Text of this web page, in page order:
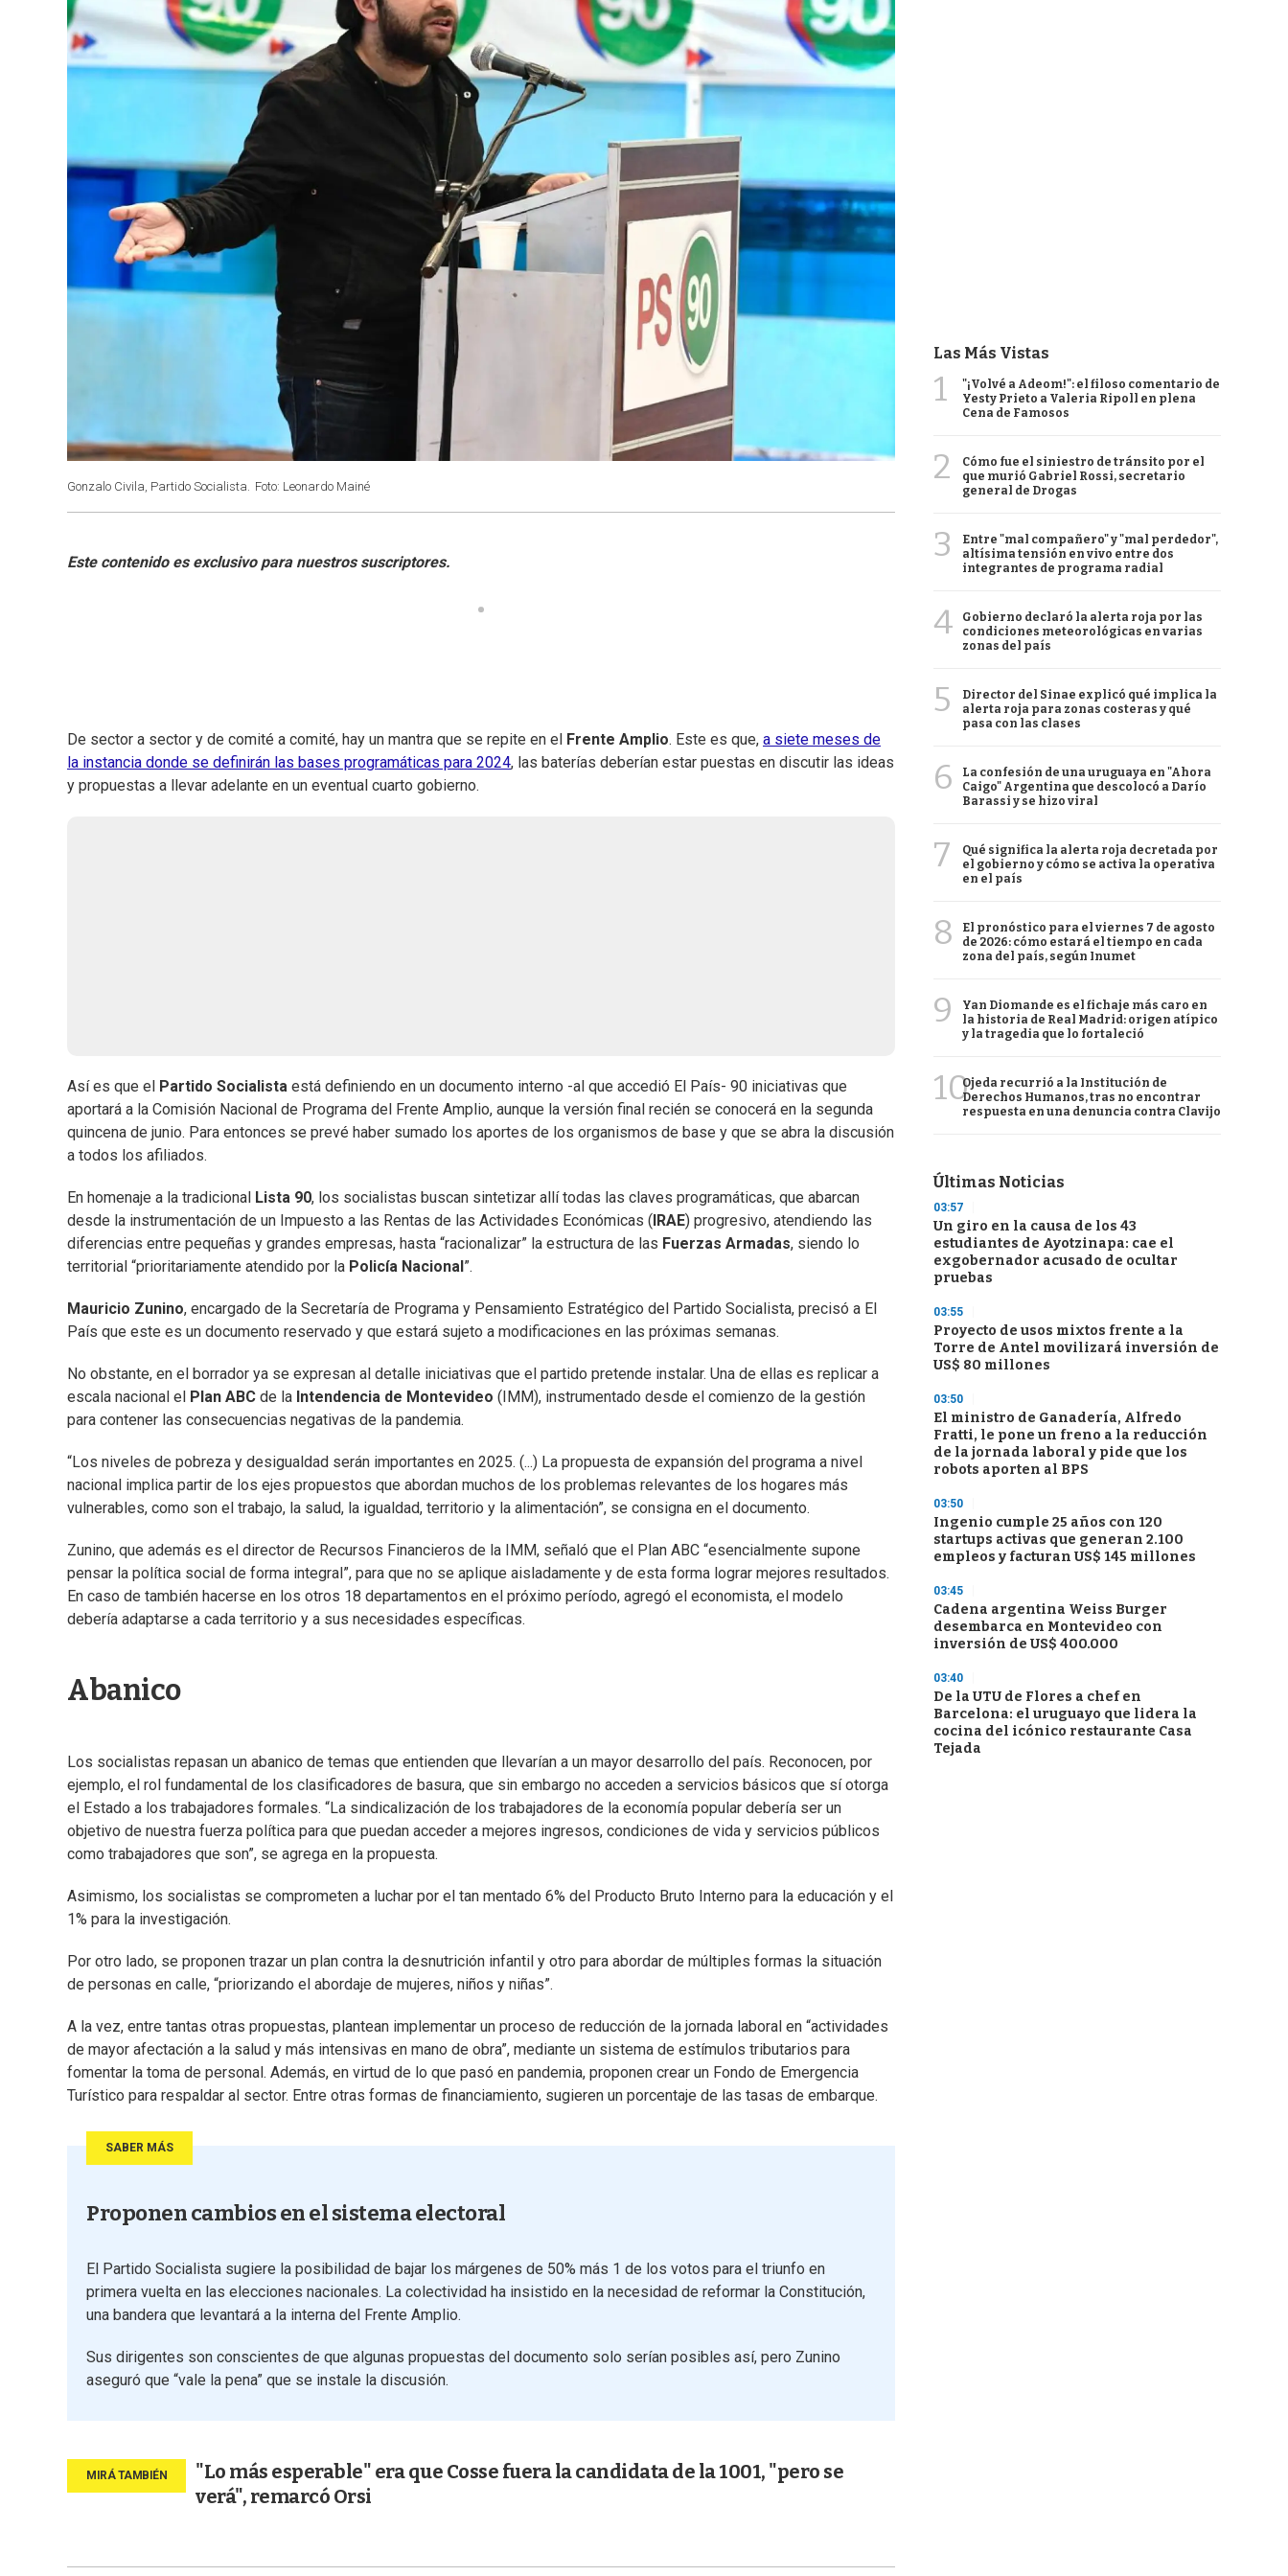
Gonzalo Civila, Partido Socialista. Foto: Leonardo Mainé
De sector a sector y de comité a comité, hay un mantra que se repite en el Frente Amplio. Este es que, a siete meses de
la instancia donde se definirán las bases programáticas para 2024, las baterías deberían estar puestas en discutir las ideas
y propuestas a llevar adelante en un eventual cuarto gobierno.
Así es que el Partido Socialista está definiendo en un documento interno -al que accedió El País- 90 iniciativas que
aportará a la Comisión Nacional de Programa del Frente Amplio, aunque la versión final recién se conocerá en la segunda
quincena de junio. Para entonces se prevé haber sumado los aportes de los organismos de base y que se abra la discusión
a todos los afiliados.
En homenaje a la tradicional Lista 90, los socialistas buscan sintetizar allí todas las claves programáticas, que abarcan
desde la instrumentación de un Impuesto a las Rentas de las Actividades Económicas ( IRAE) progresivo, atendiendo las
diferencias entre pequeñas y grandes empresas, hasta “racionalizar” la estructura de las Fuerzas Armadas, siendo lo
territorial “prioritariamente atendido por la Policía Nacional ”.
Mauricio Zunino, encargado de la Secretaría de Programa y Pensamiento Estratégico del Partido Socialista, precisó a El
País que este es un documento reservado y que estará sujeto a modificaciones en las próximas semanas.
No obstante, en el borrador ya se expresan al detalle iniciativas que el partido pretende instalar. Una de ellas es replicar a
escala nacional el
Plan ABC de la Intendencia de Montevideo (IMM), instrumentado desde el comienzo de la gestión
para contener las consecuencias negativas de la pandemia.
“Los niveles de pobreza y desigualdad serán importantes en 2025. (...) La propuesta de expansión del programa a nivel
nacional implica partir de los ejes propuestos que abordan muchos de los problemas relevantes de los hogares más
vulnerables, como son el trabajo, la salud, la igualdad, territorio y la alimentación”, se consigna en el documento.
Zunino, que además es el director de Recursos Financieros de la IMM, señaló que el Plan ABC “esencialmente supone
pensar la política social de forma integral”, para que no se aplique aisladamente y de esta forma lograr mejores resultados.
En caso de también hacerse en los otros 18 departamentos en el próximo período, agregó el economista, el modelo
debería adaptarse a cada territorio y a sus necesidades específicas.
Abanico
Los socialistas repasan un abanico de temas que entienden que llevarían a un mayor desarrollo del país. Reconocen, por
ejemplo, el rol fundamental de los clasificadores de basura, que sin embargo no acceden a servicios básicos que sí otorga
el Estado a los trabajadores formales. “La sindicalización de los trabajadores de la economía popular debería ser un
objetivo de nuestra fuerza política para que puedan acceder a mejores ingresos, condiciones de vida y servicios públicos
como trabajadores que son”, se agrega en la propuesta.
Asimismo, los socialistas se comprometen a luchar por el tan mentado 6% del Producto Bruto Interno para la educación y el
1% para la investigación.
Por otro lado, se proponen trazar un plan contra la desnutrición infantil y otro para abordar de múltiples formas la situación
de personas en calle, “priorizando el abordaje de mujeres, niños y niñas”.
A la vez, entre tantas otras propuestas, plantean implementar un proceso de reducción de la jornada laboral en “actividades
de mayor afectación a la salud y más intensivas en mano de obra”, mediante un sistema de estímulos tributarios para
fomentar la toma de personal. Además, en virtud de lo que pasó en pandemia, proponen crear un Fondo de Emergencia
Turístico para respaldar al sector. Entre otras formas de financiamiento, sugieren un porcentaje de las tasas de embarque.
SABER MÁS
Proponen cambios en el sistema electoral
El Partido Socialista sugiere la posibilidad de bajar los márgenes de 50% más 1 de los votos para el triunfo en
primera vuelta en las elecciones nacionales. La colectividad ha insistido en la necesidad de reformar la Constitución,
una bandera que levantará a la interna del Frente Amplio.
Sus dirigentes son conscientes de que algunas propuestas del documento solo serían posibles así, pero Zunino
aseguró que “vale la pena” que se instale la discusión.
"Lo más esperable" era que Cosse fuera la candidata de la 1001, "pero se
verá", remarcó Orsi
Las Más Vistas
1
"¡Volvé a Adeom!": el filoso comentario de
Yesty Prieto a Valeria Ripoll en plena
Cena de Famosos
2
Cómo fue el siniestro de tránsito por el
que murió Gabriel Rossi, secretario
general de Drogas
3
Entre "mal compañero" y "mal perdedor",
altísima tensión en vivo entre dos
integrantes de programa radial
4
Gobierno declaró la alerta roja por las
condiciones meteorológicas en varias
zonas del país
5
Director del Sinae explicó qué implica la
alerta roja para zonas costeras y qué
pasa con las clases
6
La confesión de una uruguaya en "Ahora
Caigo" Argentina que descolocó a Darío
Barassi y se hizo viral
7
Qué significa la alerta roja decretada por
el gobierno y cómo se activa la operativa
en el país
8
El pronóstico para el viernes 7 de agosto
de 2026: cómo estará el tiempo en cada
zona del país, según Inumet
9
Yan Diomande es el fichaje más caro en
la historia de Real Madrid: origen atípico
y la tragedia que lo fortaleció
10Ojeda recurrió a la Institución de
Derechos Humanos, tras no encontrar
respuesta en una denuncia contra Clavijo
Últimas Noticias
03:57
Un giro en la causa de los 43
estudiantes de Ayotzinapa: cae el
exgobernador acusado de ocultar
pruebas
03:55
Proyecto de usos mixtos frente a la
Torre de Antel movilizará inversión de
US$ 80 millones
03:50
El ministro de Ganadería, Alfredo
Fratti, le pone un freno a la reducción
de la jornada laboral y pide que los
robots aporten al BPS
03:50
Ingenio cumple 25 años con 120
startups activas que generan 2.100
empleos y facturan US$ 145 millones
03:45
Cadena argentina Weiss Burger
desembarca en Montevideo con
inversión de US$ 400.000
03:40
De la UTU de Flores a chef en
Barcelona: el uruguayo que lidera la
cocina del icónico restaurante Casa
Tejada